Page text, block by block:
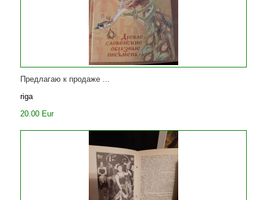
Предлагаю к продаже ...
riga
20.00 Eur